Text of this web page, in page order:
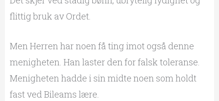
flittig bruk av Ordet.
Men Herren har noen få ting imot også denne
menigheten. Han laster den for falsk toleranse.
Menigheten hadde i sin midte noen som holdt
fast ved Bileams lære.